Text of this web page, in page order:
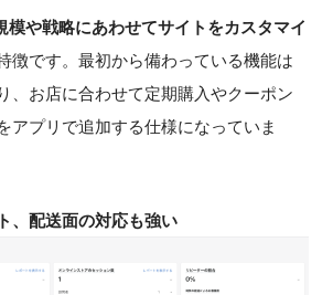
や戦略にあわせてサイトをカスタマイ
徴です。最初から備わっている機能は
、お店に合わせて定期購入やクーポン
アプリで追加する仕様になっていま
、配送面の対応も強い